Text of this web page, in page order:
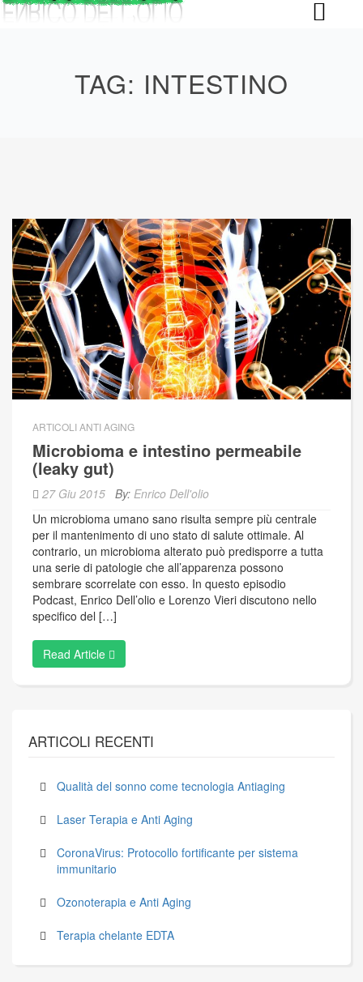
Skip
TAG: INTESTINO
ARTICOLI ANTI AGING
Microbioma e intestino permeabile
(leaky gut)
27 Giu 2015 By: Enrico Dell'olio
Un microbioma umano sano risulta sempre più centrale
per il mantenimento di uno stato di salute ottimale. Al
contrario, un microbioma alterato può predisporre a tutta
una serie di patologie che all’apparenza possono
sembrare scorrelate con esso. In questo episodio
Podcast, Enrico Dell’olio e Lorenzo Vieri discutono nello
specifico del […]
Read Article
ARTICOLI RECENTI
Qualità del sonno come tecnologia Antiaging
Laser Terapia e Anti Aging
CoronaVirus: Protocollo fortificante per sistema
immunitario
Ozonoterapia e Anti Aging
Terapia chelante EDTA